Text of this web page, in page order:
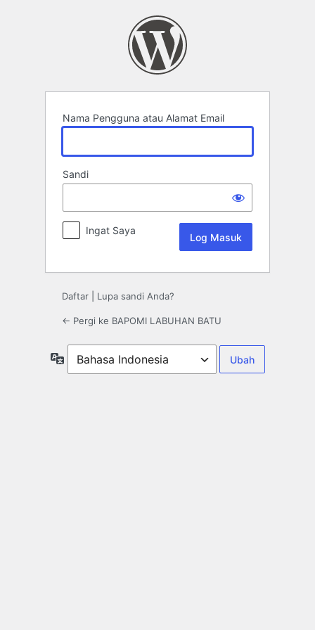
Nama Pengguna atau Alamat Email
Sandi
Ingat Saya
Daftar Lupa sandi Anda?
← Pergi ke BAPOMI LABUHAN BATU
Bahasa